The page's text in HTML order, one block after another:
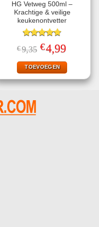
HG Vetweg 500ml –
Krachtige & veilige
keukenontvetter
Gewaardeerd
4.70uit 5
€9,35 Oorspronkelijke
prijs
was:
€9,35.
€4,99
is:
€4,99.
TOEVOEGEN